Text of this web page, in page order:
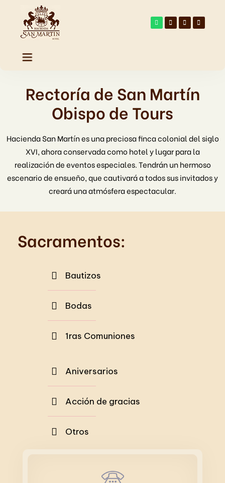
Historia
Habitaciones
Galería
Capilla
Eventos y Restaurante
Contacto
Reservar
Rectoría de San Martín
Obispo de Tours
Hacienda San Martín es una preciosa finca colonial del siglo
XVI, ahora conservada como hotel y lugar para la
realización de eventos especiales. Tendrán un hermoso
escenario de ensueño, que cautivará a todos sus invitados y
creará una atmósfera espectacular.
Sacramentos:
Bautizos
Bodas
1ras Comuniones
Aniversarios
Acción de gracias
Otros